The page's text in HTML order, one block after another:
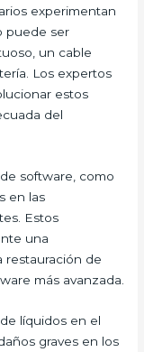
experimentan
puede ser
un cable
Los expertos
estos
del
software, como
en las
Estos
una
restauración de
más avanzada.
líquidos en el
graves en los